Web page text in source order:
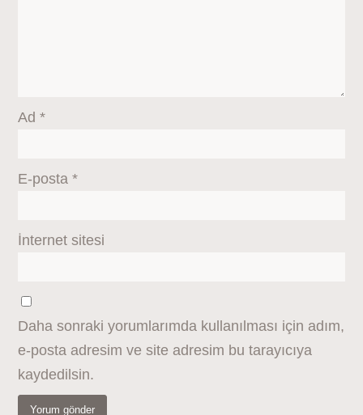
Ad*
E-posta*
İnternet sitesi
Daha sonraki yorumlarımda kullanılması için adım,
e-posta adresim ve site adresim bu tarayıcıya
kaydedilsin.